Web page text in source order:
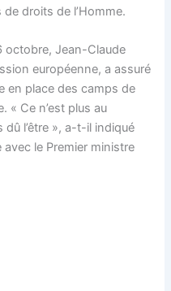
droits de l’Homme.
octobre, Jean-Claude
européenne, a assuré
en place des camps de
« Ce n’est plus au
dû l’être », a-t-il indiqué
avec le Premier ministre